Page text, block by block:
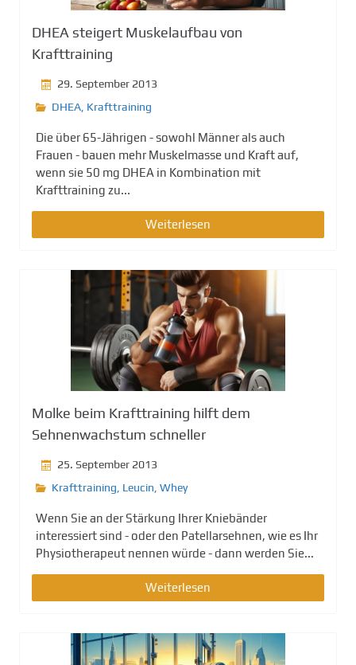
DHEA steigert Muskelaufbau von
Krafttraining
29. September 2013
DHEA, Krafttraining
Die über 65-Jährigen - sowohl Männer als auch
Frauen - bauen mehr Muskelmasse und Kraft auf,
wenn sie 50 mg DHEA in Kombination mit
Krafttraining zu...
Weiterlesen
Molke beim Krafttraining hilft dem
Sehnenwachstum schneller
25. September 2013
Krafttraining, Leucin, Whey
Wenn Sie an der Stärkung Ihrer Kniebänder
interessiert sind - oder den Patellarsehnen, wie es Ihr
Physiotherapeut nennen würde - dann werden Sie...
Weiterlesen